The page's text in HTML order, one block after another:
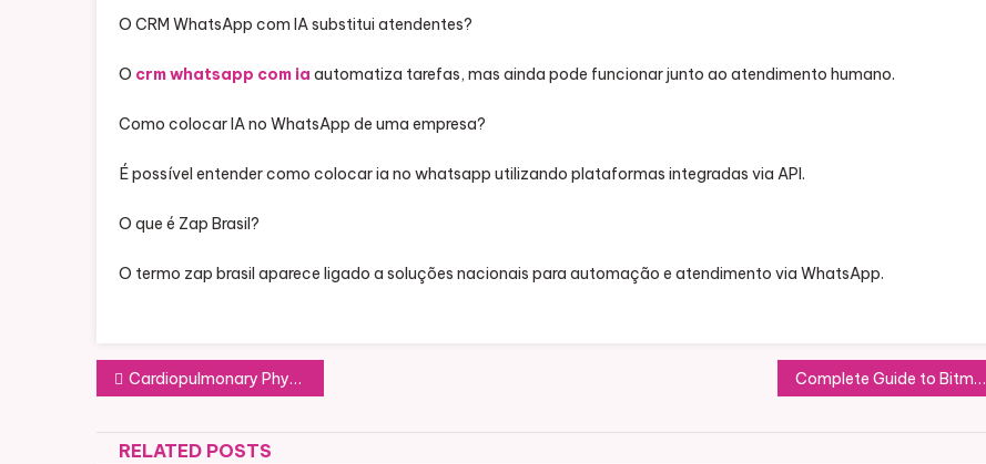
O CRM WhatsApp com IA substitui atendentes?
O crm whatsapp com ia automatiza tarefas, mas ainda pode funcionar junto ao atendimento humano.
Como colocar IA no WhatsApp de uma empresa?
É possível entender como colocar ia no whatsapp utilizando plataformas integradas via API.
O que é Zap Brasil?
O termo zap brasil aparece ligado a soluções nacionais para automação e atendimento via WhatsApp.
Post
navigation
Cardiopulmonary Physiotherapy in Madurai – Advanced Breathing and Heart Recovery Care Complete Guide to Bitmain Antminer X9: Everything You Need to Know
RELATED POSTS